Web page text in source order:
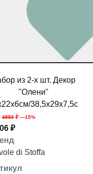
из 2-х шт. Декор
"Олени"
38,5x29x7,5см
4950₽ —15%
₽
di Stoffa